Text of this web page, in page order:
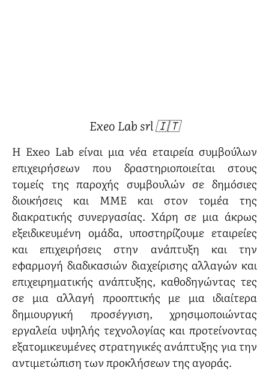
Exeo Lab srl 🇮🇹
Η Exeo Lab είναι μια νέα εταιρεία συμβούλων
επιχειρήσεων που δραστηριοποιείται στους
τομείς της παροχής συμβουλών σε δημόσιες
διοικήσεις και ΜΜΕ και στον τομέα της
διακρατικής συνεργασίας. Χάρη σε μια άκρως
εξειδικευμένη ομάδα, υποστηρίζουμε εταιρείες
και επιχειρήσεις στην ανάπτυξη και την
εφαρμογή διαδικασιών διαχείρισης αλλαγών και
επιχειρηματικής ανάπτυξης, καθοδηγώντας τες
σε μια αλλαγή προοπτικής με μια ιδιαίτερα
δημιουργική προσέγγιση, χρησιμοποιώντας
εργαλεία υψηλής τεχνολογίας και προτείνοντας
εξατομικευμένες στρατηγικές ανάπτυξης για την
αντιμετώπιση των προκλήσεων της αγοράς.